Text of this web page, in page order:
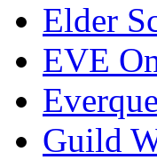
Elder
EVE
Guild